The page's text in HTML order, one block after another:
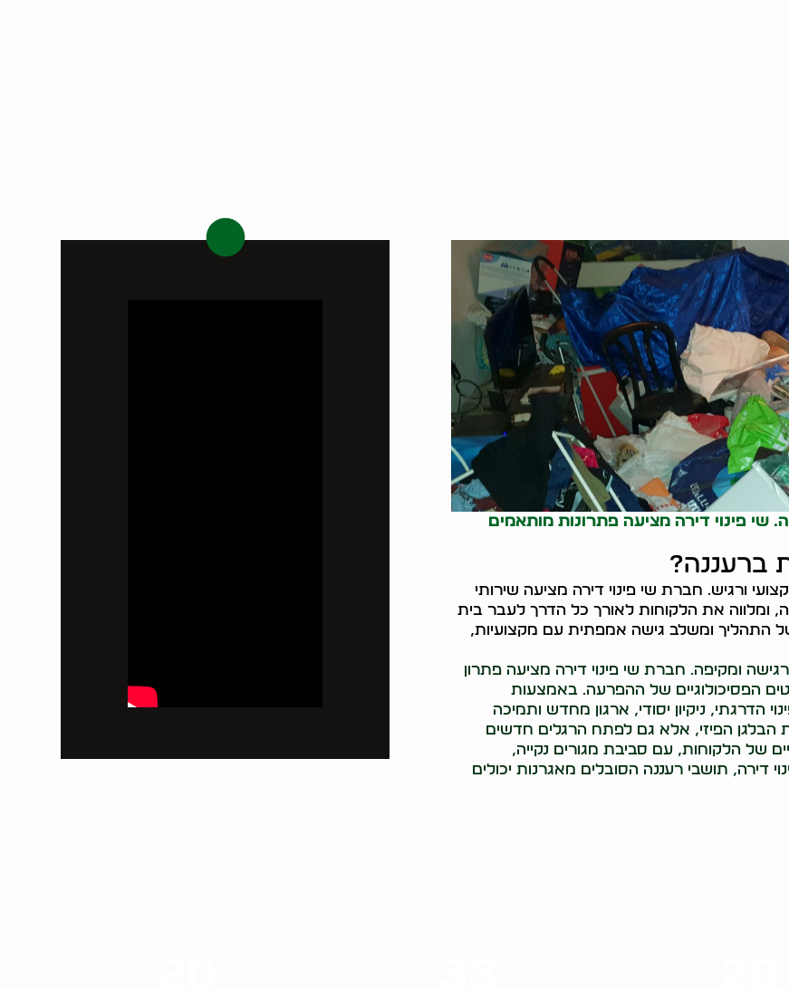
פינוי דירה מציעה פתרונות מותאמים
ברעננה?
ורגיש. חברת שי פינוי דירה מציעה שירותי
ומלווה את הלקוחות לאורך כל הדרך לעבר בית
התהליך ומשלב גישה אמפתית עם מקצועיות,
ומקיפה. חברת שי פינוי דירה מציעה פתרון
הפסיכולוגיים של ההפרעה. באמצעות
הדרגתי, ניקיון יסודי, ארגון מחדש ותמיכה
הפיזי, אלא גם לפתח הרגלים חדשים
של הלקוחות, עם סביבת מגורים נקייה,
דירה, תושבי רעננה הסובלים מאגרנות יכולים